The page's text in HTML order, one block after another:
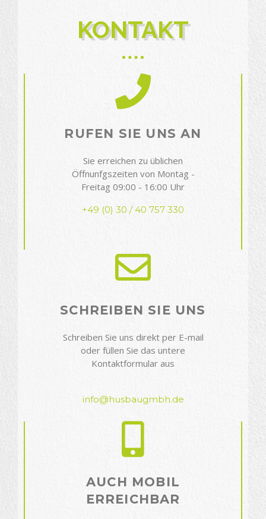
KONTAKT
RUFEN SIE UNS AN
Sie erreichen zu üblichen
Öffnunfgszeiten von Montag -
Freitag 09:00 - 16:00 Uhr
+49 (0) 30 / 40 757 330
SCHREIBEN SIE UNS
Schreiben Sie uns direkt per E-mail
oder füllen Sie das untere
Kontaktformular aus
info@husbaugmbh.de
AUCH MOBIL
ERREICHBAR